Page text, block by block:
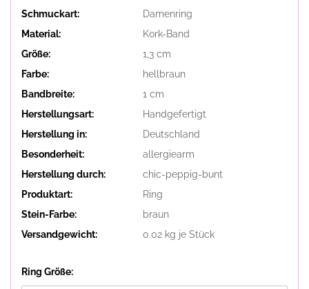
Schmuckart:
Damenring
Material:
Kork-Band
Größe:
1,3 cm
Farbe:
hellbraun
Bandbreite:
1 cm
Herstellungsart:
Handgefertigt
Herstellung in:
Deutschland
Besonderheit:
allergiearm
Herstellung durch:
chic-peppig-bunt
Produktart:
Ring
Stein-Farbe:
braun
Versandgewicht:
0.02kg je Stück
Ring Größe: